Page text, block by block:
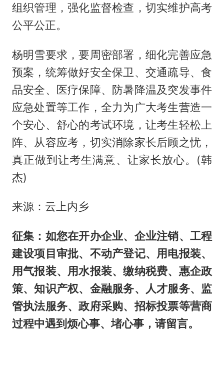
组织管理，强化监督检查，切实维护高考
公平公正。
杨明雪要求，要周密部署，细化完善应急
预案，统筹做好安全保卫、交通疏导、食
品安全、医疗保障、防暑降温及突发事件
应急处置等工作，全力为广大考生营造一
个安心、舒心的考试环境，让考生轻松上
阵、从容应考，切实消除家长后顾之忧，
真正做到让考生满意、让家长放心。(韩
杰)
来源：云上内乡
征集：如您在开办企业、企业注销、工程
建设项目审批、不动产登记、用电报装、
用气报装、用水报装、缴纳税费、惠企政
策、知识产权、金融服务、人才服务、监
管执法服务、政府采购、招标投票等营商
过程中遇到烦心事、堵心事，请留言。